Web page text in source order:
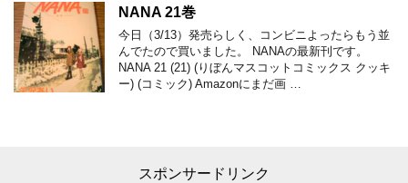
NANA 21巻
今日（3/13）発売らしく、コンビニよったらもう並
んでたので買いました。 NANAの最新刊です。
NANA 21 (21) (りぼんマスコットコミックス クッキ
ー) (コミック) Amazonにまだ画 …
スポンサードリンク